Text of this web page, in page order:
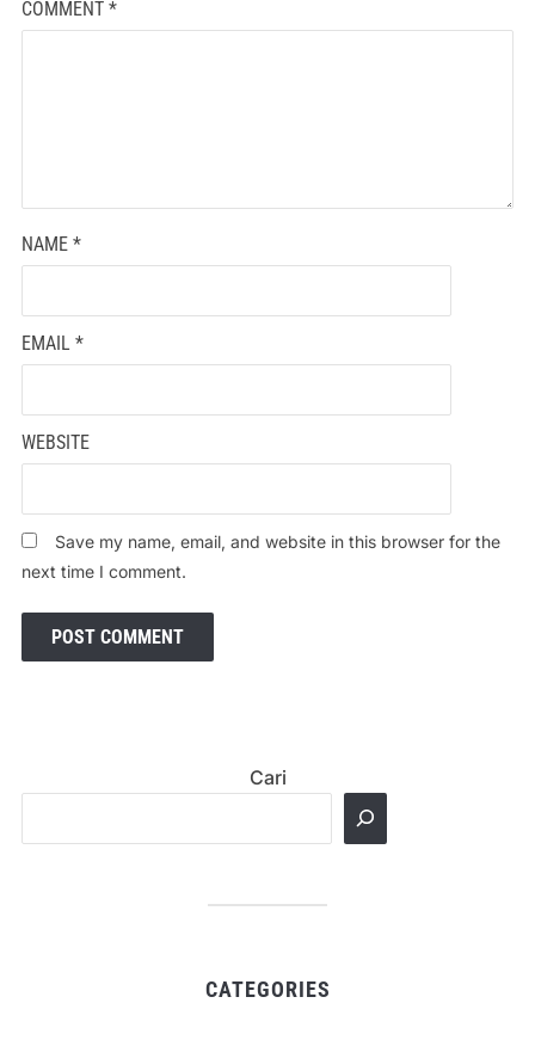
COMMENT *
NAME *
EMAIL *
WEBSITE
Save my name, email, and website in this browser for the
next time I comment.
Cari
CATEGORIES